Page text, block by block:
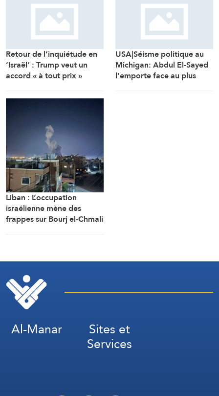
Retour de l’inquiétude en
‘Israël’ : Trump veut un
accord « à tout prix »
USA|Séisme politique au
Michigan: Abdul El-Sayed
l’emporte face au plus
Liban : L’occupation
israélienne mène des
frappes sur Bourj el-Chmali
Al-Manar Sites et
Services